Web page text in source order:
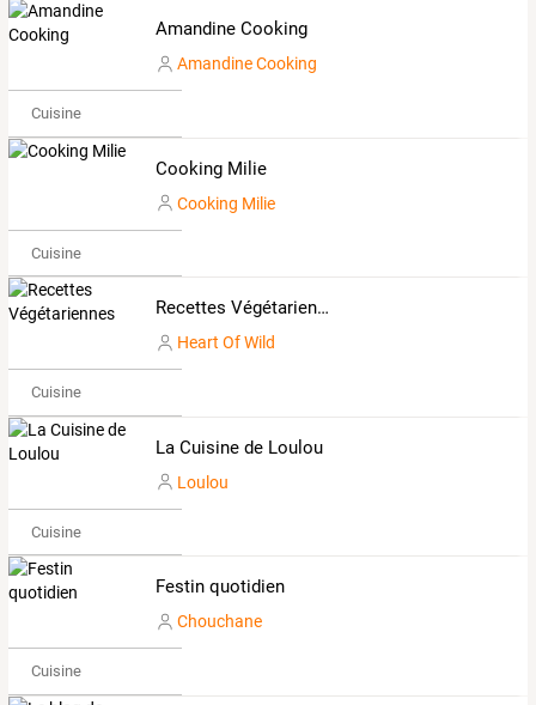
Amandine Cooking
Amandine Cooking
Cuisine
Cooking Milie
Cooking Milie
Cuisine
Recettes Végétariennes
Heart Of Wild
Cuisine
La Cuisine de Loulou
Loulou
Cuisine
Festin quotidien
Chouchane
Cuisine